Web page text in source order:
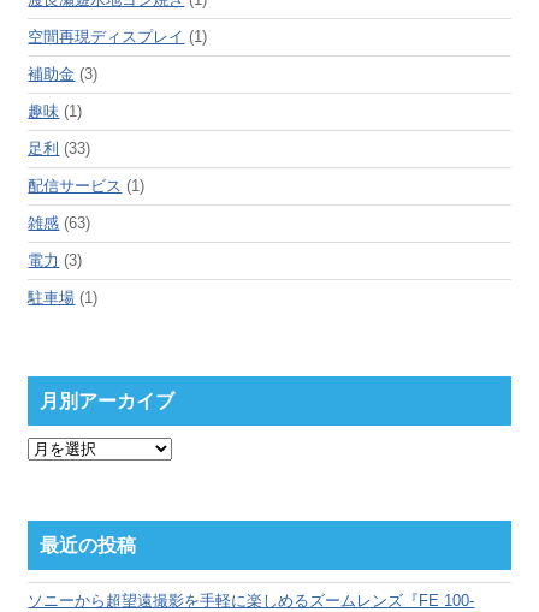
空間再現ディスプレイ (1)
補助金 (3)
趣味 (1)
足利 (33)
配信サービス (1)
雑感 (63)
電力 (3)
駐車場 (1)
月別アーカイブ
月
ー
カ
ブ
最近の投稿
ソニーから超望遠撮影を手軽に楽しめるズームレンズ『FE 100-